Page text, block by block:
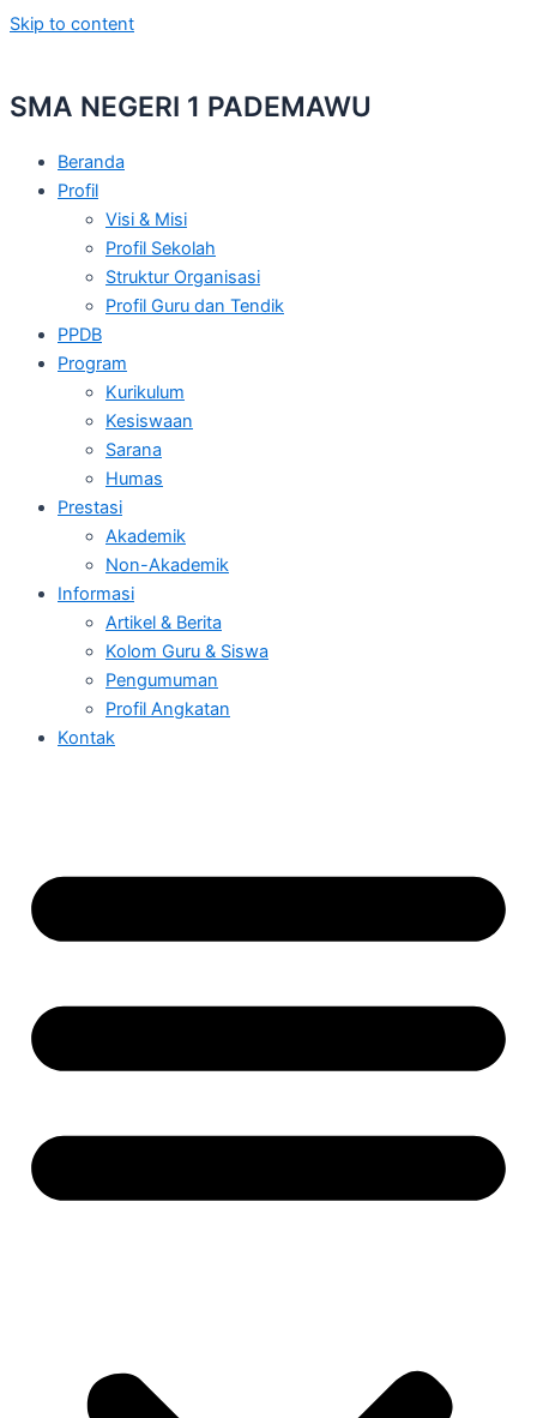
Skip to content
SMA NEGERI 1 PADEMAWU
Beranda
Profil
Visi & Misi
Profil Sekolah
Struktur Organisasi
Profil Guru dan Tendik
PPDB
Program
Kurikulum
Kesiswaan
Sarana
Humas
Prestasi
Akademik
Non-Akademik
Informasi
Artikel & Berita
Kolom Guru & Siswa
Pengumuman
Profil Angkatan
Kontak